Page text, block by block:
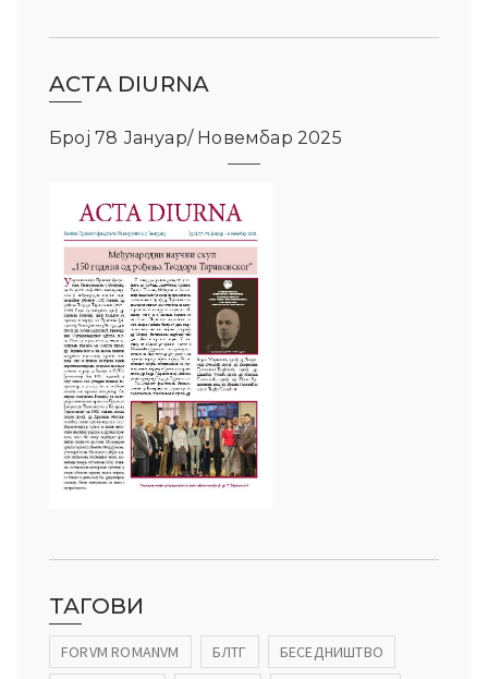
ACTA DIURNA
Број 78 Јануар/ Новембар 2025
ТАГОВИ
FORVM ROMANVM БЛТГ
БЕСЕДНИШТВО